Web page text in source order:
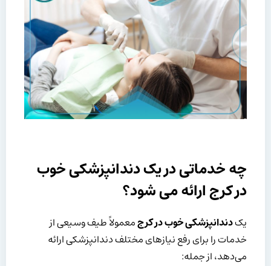
چه خدماتی در یک دندانپزشکی خوب
در کرج ارائه می شود؟
یکدندانپزشکی خوب در کرجمعمولاً طیف وسیعی از
خدمات را برای رفع نیازهای مختلف دندانپزشکی ارائه
می‌دهد، از جمله: